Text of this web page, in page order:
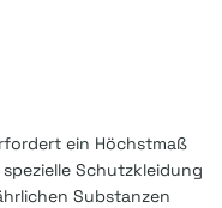
ein Höchstmaß
Schutzkleidung
Substanzen